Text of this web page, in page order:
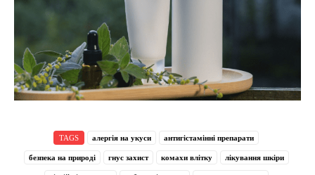
TAGS алергія на укуси антигістамінні препарати
безпека на природі гнус захист комахи влітку лікування шкіри